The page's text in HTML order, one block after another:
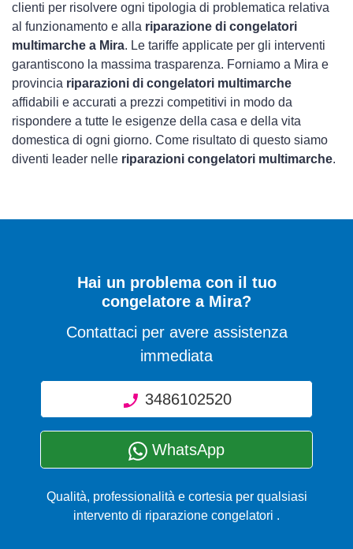
clienti per risolvere ogni tipologia di problematica relativa
al funzionamento e alla riparazione di congelatori
multimarche a Mira. Le tariffe applicate per gli interventi
garantiscono la massima trasparenza. Forniamo a Mira e
provincia riparazioni di congelatori multimarche
affidabili e accurati a prezzi competitivi in modo da
rispondere a tutte le esigenze della casa e della vita
domestica di ogni giorno. Come risultato di questo siamo
diventi leader nelle riparazioni congelatori multimarche.
Hai un problema con il tuo
congelatore a Mira?
Contattaci per avere assistenza
immediata
3486102520
WhatsApp
Qualità, professionalità e cortesia per qualsiasi
intervento di riparazione congelatori .